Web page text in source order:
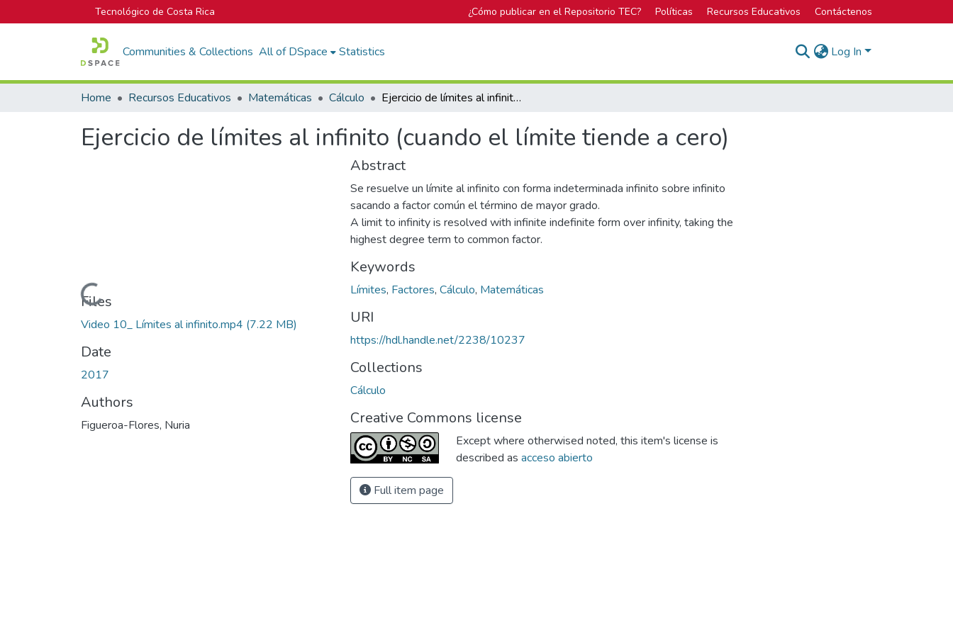
Tecnológico de Costa Rica ¿Cómo publicar en el Repositorio TEC? Políticas Recursos Educativos Contáctenos
Communities & Collections All of DSpace Statistics Log In
Home Recursos Educativos Matemáticas Cálculo Ejercicio de límites al infinito (cuando el límite tiende a cero)
Ejercicio de límites al infinito (cuando el límite tiende a cero)
Loading...
Files
Video 10_ Límites al infinito.mp4 (7.22 MB)
Date
2017
Authors
Figueroa-Flores, Nuria
Abstract
Se resuelve un límite al infinito con forma indeterminada infinito sobre infinito
sacando a factor común el término de mayor grado.
A limit to infinity is resolved with infinite indefinite form over infinity, taking the
highest degree term to common factor.
Keywords
Límites, Factores, Cálculo, Matemáticas
URI
https://hdl.handle.net/2238/10237
Collections
Cálculo
Creative Commons license
Except where otherwised noted, this item's license is
described as acceso abierto
Full item page